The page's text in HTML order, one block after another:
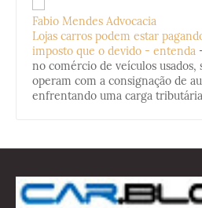
Fabio Mendes Advocacia
Lojas carros podem estar
imposto que o devido - entenda
no comércio de veículos usados,
operam com a consignação de
enfrentando uma carga